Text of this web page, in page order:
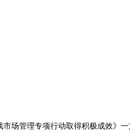
市场管理专项行动取得积极成效》